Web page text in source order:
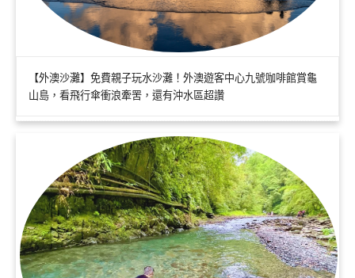
【外澳沙灘】免費親子玩水沙灘！外澳遊客中心九號咖啡館賞龜
山島，看飛行傘衝浪牽罟，還有沖水區超讚